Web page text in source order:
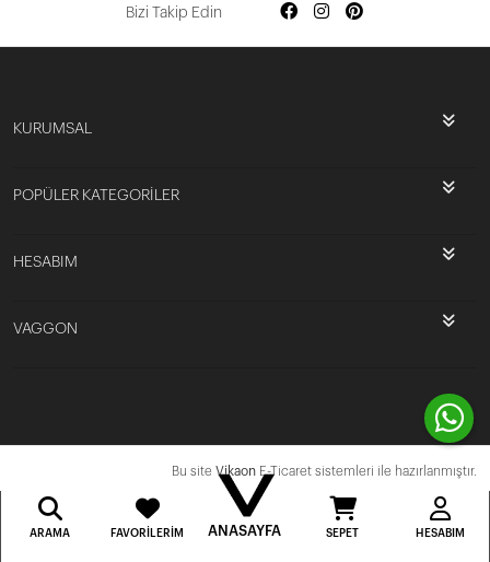
Bizi Takip Edin
KURUMSAL
POPÜLER KATEGORİLER
HESABIM
VAGGON
Bu site Vikaon E-Ticaret sistemleri ile hazırlanmıştır.
ARAMA FAVORILERIM ANASAYFA SEPET HESABIM